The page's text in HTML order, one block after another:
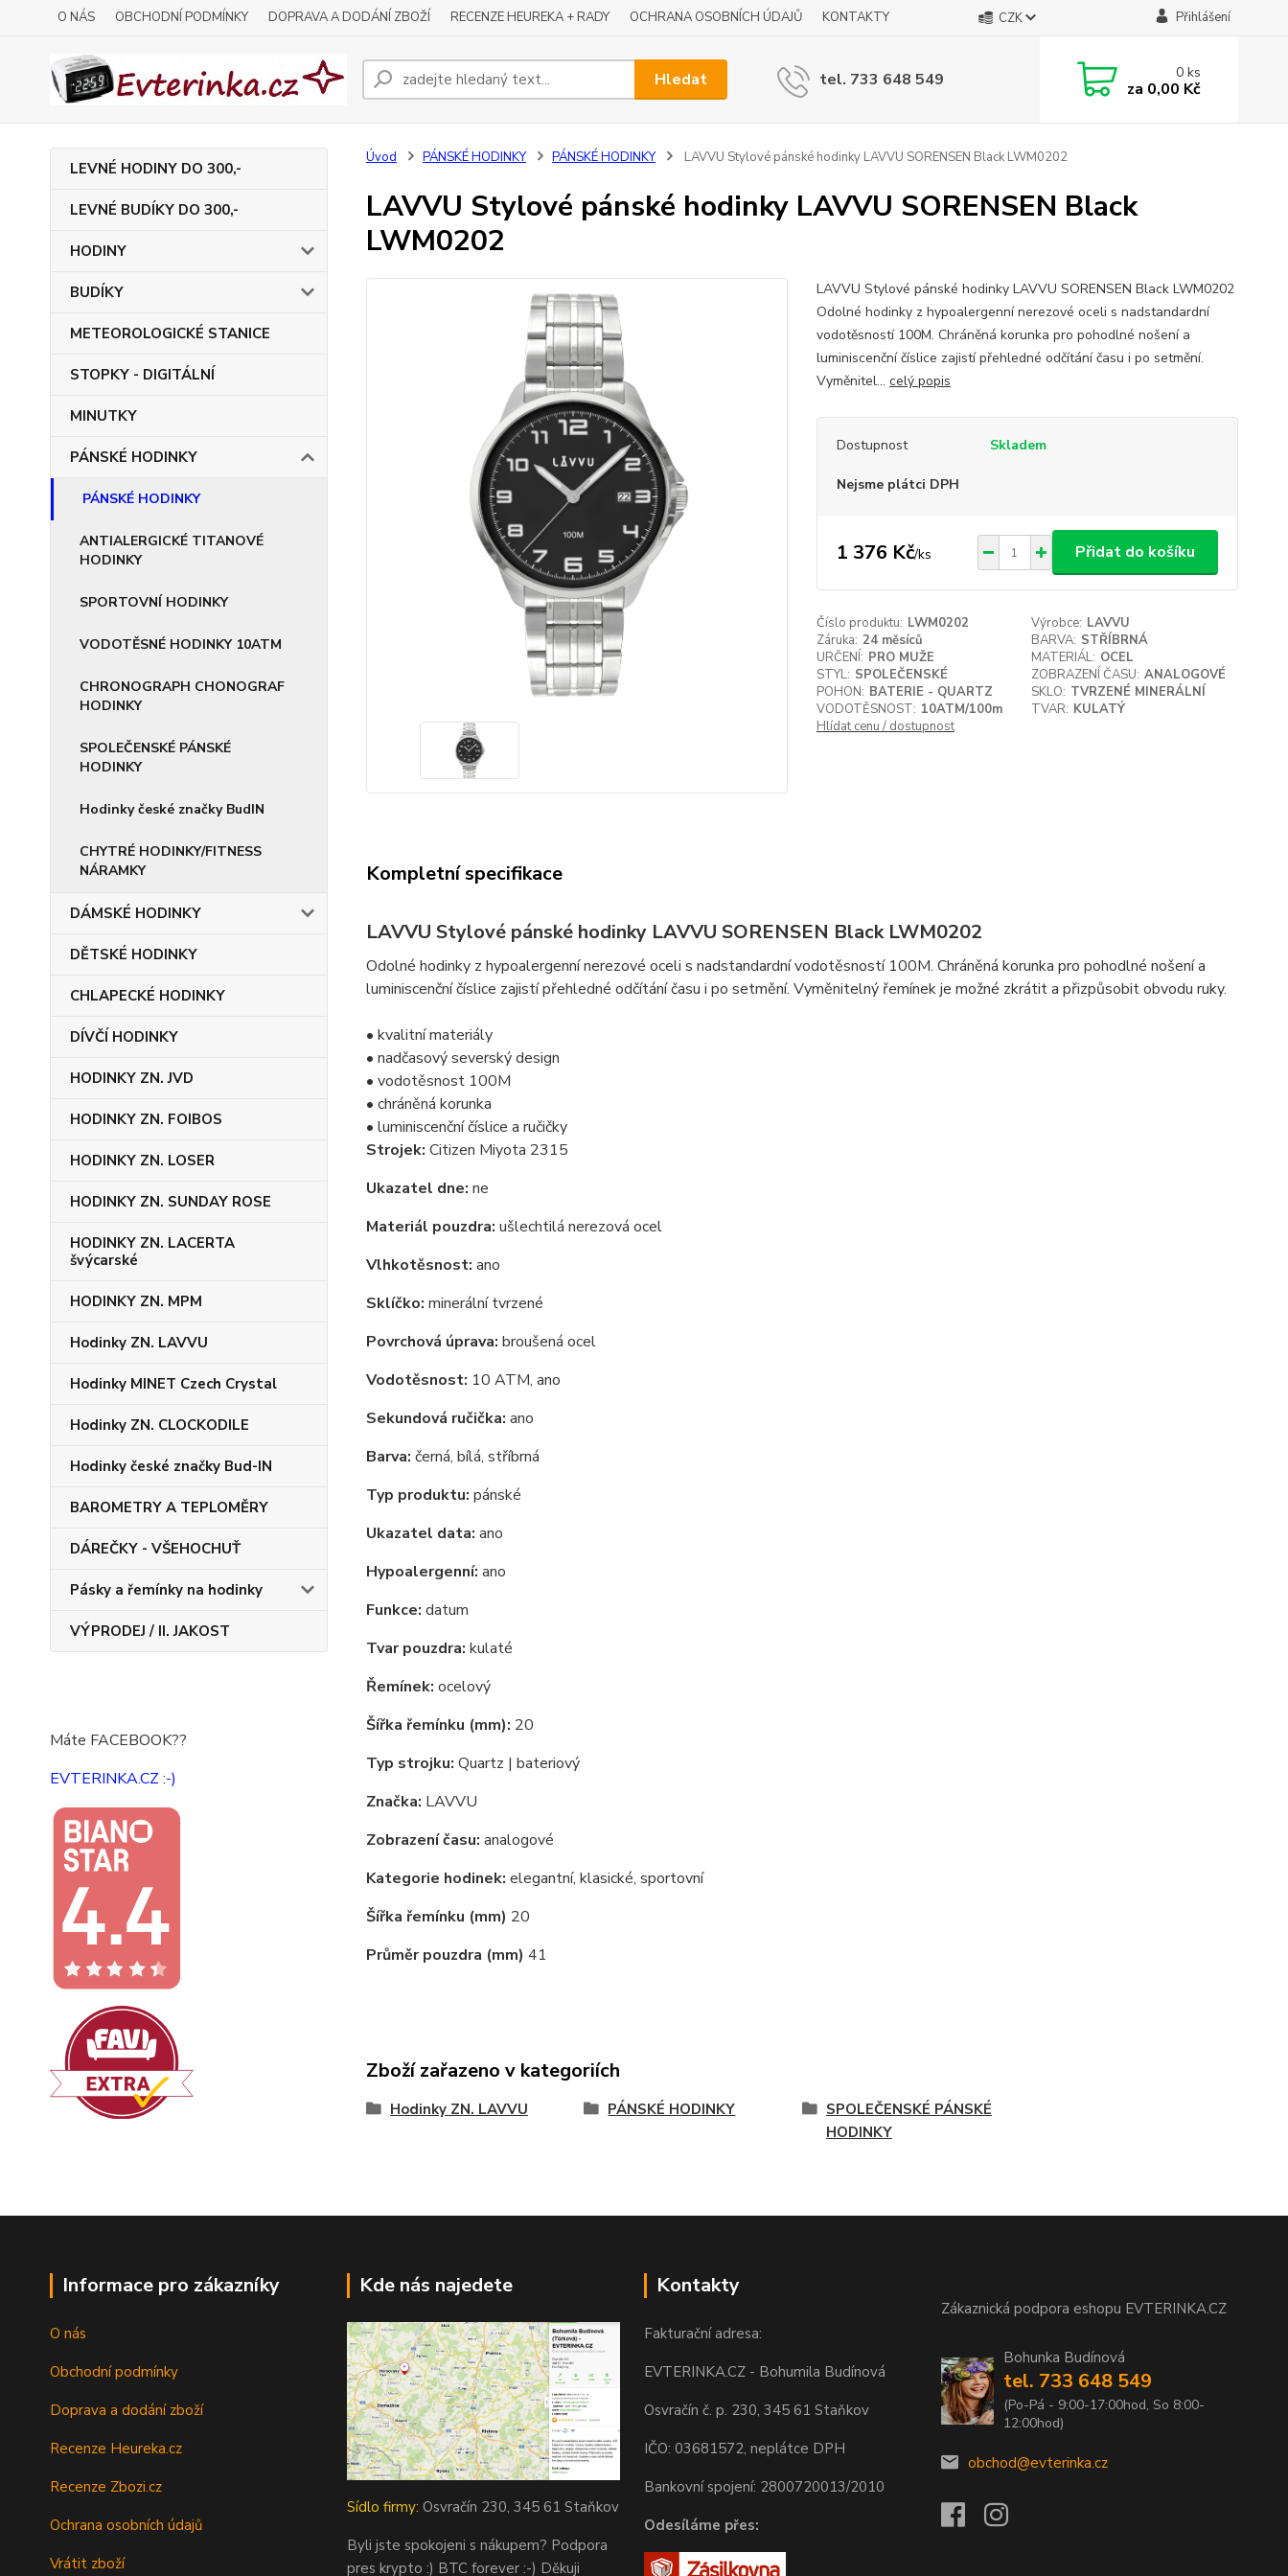
O NÁS OBCHODNÍ PODMÍNKY DOPRAVA A DODÁNÍ ZBOŽÍ RECENZE HEUREKA + RADY OCHRANA OSOBNÍCH ÚDAJŮ KONTAKTY CZK Přihlášení
Hledat tel. 733 648 549 0ks
za 0,00 Kč
LEVNÉ HODINY DO 300,-
LEVNÉ BUDÍKY DO 300,-
HODINY
BUDÍKY
METEOROLOGICKÉ STANICE
STOPKY - DIGITÁLNÍ
MINUTKY
PÁNSKÉ HODINKY
PÁNSKÉ HODINKY
ANTIALERGICKÉ TITANOVÉ
HODINKY
SPORTOVNÍ HODINKY
VODOTĚSNÉ HODINKY 10ATM
CHRONOGRAPH CHONOGRAF
HODINKY
SPOLEČENSKÉ PÁNSKÉ
HODINKY
Hodinky české značky BudIN
CHYTRÉ HODINKY/FITNESS
NÁRAMKY
DÁMSKÉ HODINKY
DĚTSKÉ HODINKY
CHLAPECKÉ HODINKY
DÍVČÍ HODINKY
HODINKY ZN. JVD
HODINKY ZN. FOIBOS
HODINKY ZN. LOSER
HODINKY ZN. SUNDAY ROSE
HODINKY ZN. LACERTA
švýcarské
HODINKY ZN. MPM
Hodinky ZN. LAVVU
Hodinky MINET Czech Crystal
Hodinky ZN. CLOCKODILE
Hodinky české značky Bud-IN
BAROMETRY A TEPLOMĚRY
DÁREČKY - VŠEHOCHUŤ
Pásky a řemínky na hodinky
VÝPRODEJ / II. JAKOST
Máte FACEBOOK??
EVTERINKA.CZ :-)
Úvod PÁNSKÉ HODINKY PÁNSKÉ HODINKY LAVVU Stylové pánské hodinky LAVVU SORENSEN Black LWM0202
LAVVU Stylové pánské hodinky LAVVU SORENSEN Black
LWM0202
LAVVU Stylové pánské hodinky LAVVU SORENSEN Black LWM0202
Odolné hodinky z hypoalergenní nerezové oceli s nadstandardní
vodotěsností 100M. Chráněná korunka pro pohodlné nošení a
luminiscenční číslice zajistí přehledné odčítání času i po setmění.
Vyměnitel... celý popis
Dostupnost Skladem
Nejsme plátci DPH
1 376 Kč/ks Přidat do košíku
Číslo produktu: LWM0202 Výrobce: LAVVU
Záruka: 24 měsíců BARVA: STŘÍBRNÁ
URČENÍ: PRO MUŽE MATERIÁL: OCEL
STYL: SPOLEČENSKÉ ZOBRAZENÍ ČASU: ANALOGOVÉ
POHON: BATERIE - QUARTZ SKLO: TVRZENÉ MINERÁLNÍ
VODOTĚSNOST: 10ATM/100m TVAR: KULATÝ
Hlídat cenu / dostupnost
Kompletní specifikace
LAVVU Stylové pánské hodinky LAVVU SORENSEN Black LWM0202
Odolné hodinky z hypoalergenní nerezové oceli s nadstandardní vodotěsností 100M. Chráněná korunka pro pohodlné nošení a
luminiscenční číslice zajistí přehledné odčítání času i po setmění. Vyměnitelný řemínek je možné zkrátit a přizpůsobit obvodu ruky.
• kvalitní materiály
• nadčasový severský design
• vodotěsnost 100M
• chráněná korunka
• luminiscenční číslice a ručičky
Strojek: Citizen Miyota 2315
Ukazatel dne: ne
Materiál pouzdra: ušlechtilá nerezová ocel
Vlhkotěsnost: ano
Sklíčko: minerální tvrzené
Povrchová úprava: broušená ocel
Vodotěsnost: 10 ATM, ano
Sekundová ručička: ano
Barva: černá, bílá, stříbrná
Typ produktu: pánské
Ukazatel data: ano
Hypoalergenní: ano
Funkce: datum
Tvar pouzdra: kulaté
Řemínek: ocelový
Šířka řemínku (mm): 20
Typ strojku: Quartz | bateriový
Značka: LAVVU
Zobrazení času: analogové
Kategorie hodinek: elegantní, klasické, sportovní
Šířka řemínku (mm) 20
Průměr pouzdra (mm) 41
Zboží zařazeno v kategoriích
Hodinky ZN. LAVVU PÁNSKÉ HODINKY
SPOLEČENSKÉ PÁNSKÉ
HODINKY
Informace pro zákazníky
O nás
Obchodní podmínky
Doprava a dodání zboží
Recenze Heureka.cz
Recenze Zbozi.cz
Ochrana osobních údajů
Vrátit zboží
Kde nás najedete
Sídlo firmy: Osvračín 230, 345 61 Staňkov
Byli jste spokojeni s nákupem? Podpora
pres krypto :) BTC forever :-) Děkuji
Kontakty
Fakturační adresa:
EVTERINKA.CZ - Bohumila Budínová
Osvračín č. p. 230, 345 61 Staňkov
IČO: 03681572, neplátce DPH
Bankovní spojení: 2800720013/2010
Odesíláme přes:
Zákaznická podpora eshopu EVTERINKA.CZ
Bohunka Budínová
tel. 733 648 549
(Po-Pá - 9:00-17:00hod, So 8:00-
12:00hod)
obchod@evterinka.cz